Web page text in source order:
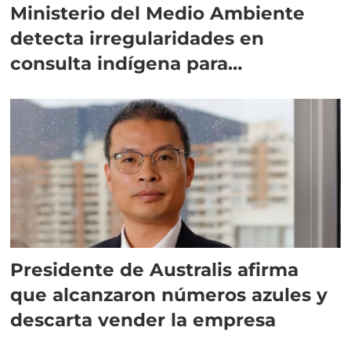
Ministerio del Medio Ambiente
detecta irregularidades en
consulta indígena para
Presidente de Australis afirma
que alcanzaron números azules y
descarta vender la empresa